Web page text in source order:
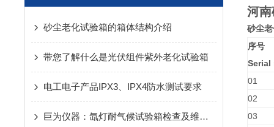
砂尘老化试验箱的箱体结构介绍
带您了解什么是光伏组件紫外老化试验箱
电工电子产品IPX3、IPX4防水测试要求
巨为仪器：氙灯耐气候试验箱检查及维护保养1
河
砂尘
序号
Serial
01
02
03